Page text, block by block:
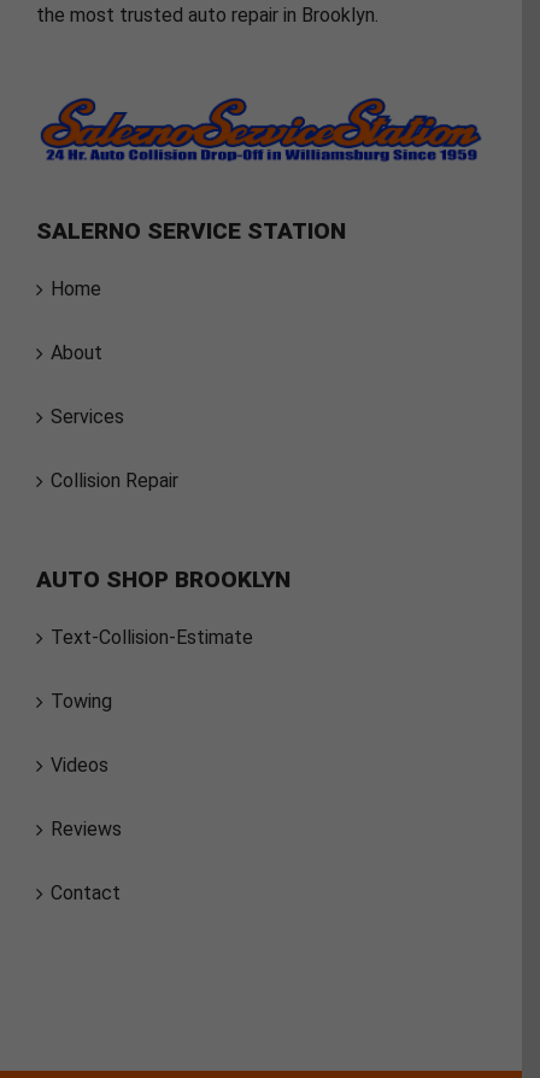
the most trusted auto repair in Brooklyn.
SALERNO SERVICE STATION
Home
About
Services
Collision Repair
AUTO SHOP BROOKLYN
Text-Collision-Estimate
Towing
Videos
Reviews
Contact